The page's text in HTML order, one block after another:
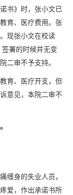
书》时，张小文已
育、医疗费用。张
现张小文在校读
署的时候并无变
二审不予支持。
育、医疗开支，但
意见，本院二审不
缠身的失业人员，
爱，作出承诺书所